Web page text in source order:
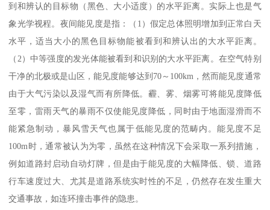
到和辨认的目标物（黑色、大小适度）的水平距离。实际上也是气
象光学视程。夜间能见度是指：（1）假定总体照明增加到正常白天
水平，适当大小的黑色目标物能被看到和辨认出的大水平距离。
（2）中等强度的发光体能被看到和识别的大水平距离。在空气特别
干净的北极或是山区，能见度能够达到70～100km，然而能见度通常
由于大气污染以及湿气而有所降低。霾、雾、烟雾可将能见度降低
至零，雷雨天气的暴雨不仅使能见度降低，同时由于地面湿滑而不
能紧急制动，暴风雪天气也属于低能见度的范畴内。能见度不足
100m时，通常被认为为零，虽然在这种情况下会采取一系列措施，
例如道路封启动自动灯牌，但是由于能见度的大幅降低、锁、道路
行车速度过大、尤其是道路系统实时性的不足，仍然存在发生重大
交通事故，如连环撞击事件的隐患。